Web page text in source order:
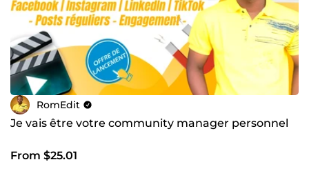
RomEdit
Je vais être votre community manager personnel
From $25.01